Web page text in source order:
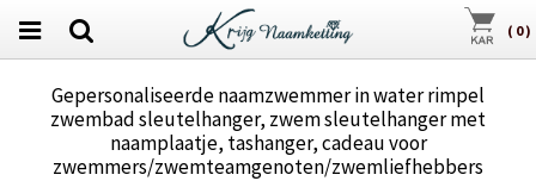
( 0)
Gepersonaliseerde naamzwemmer in water rimpel
zwembad sleutelhanger, zwem sleutelhanger met
naamplaatje, tashanger, cadeau voor
zwemmers/zwemteamgenoten/zwemliefhebbers